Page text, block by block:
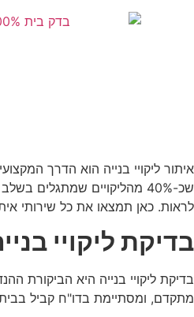
שכ-40% מהליקויים
לראות. כאן תמצאו את כל שירותי
בדיקת ליקויי
בדיקת ליקויי בנייה היא הביקורת
מתקדם, ומסתיימת בדו"ח קביל